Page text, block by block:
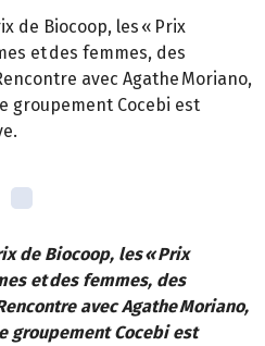
de Biocoop, les « Prix
et des femmes, des
avec Agathe Moriano,
groupement Cocebi est
de Biocoop, les « Prix
et des femmes, des
avec Agathe Moriano,
groupement Cocebi est